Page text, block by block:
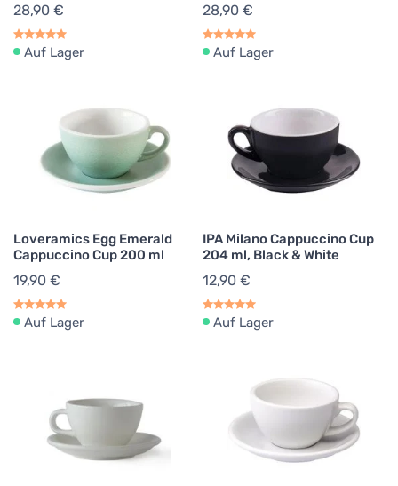
28,90 €
Auf Lager
28,90 €
Auf Lager
Loveramics Egg Emerald
Cappuccino Cup 200 ml
19,90 €
Auf Lager
IPA Milano Cappuccino Cup
204 ml, Black & White
12,90 €
Auf Lager